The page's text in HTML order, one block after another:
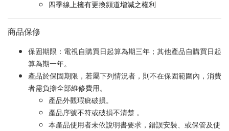
四季線上擁有更換頻道增減之權利
商品保修
保固期限：電視自購買日起算為期三年；其他產品自購買日起
算為期一年。
產品於保固期限，若屬下列情況者，則不在保固範圍內，消費
者需負擔全部維修費用。
產品外觀瑕疵破損。
產品序號不符或破損不清楚 。
本產品使用者未依說明書要求，錯誤安裝、或保管及使